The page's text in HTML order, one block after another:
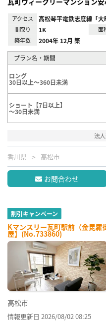
アクセス 高松琴平電鉄志度線「大
間取り 1K 面
築年数 2004年 12月 築
プラン名・期間
ロング
30日以上～360日未満
ショート【7日以上】
～30日未満
法
香川県 高松市
お問合わせ
割引キャンペーン
Kマンスリー瓦町駅前（金毘
屋】(No.733860)
高松市
情報更新日 2026/08/02 08:25